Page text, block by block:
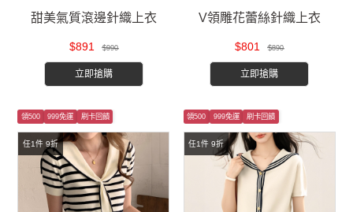
甜美氣質滾邊針織上衣
$891 $990
立即搶購
V領雕花蕾絲針織上衣
$801 $890
立即搶購
任1件 9折
領500 999免運 刷卡回饋
任1件 9折
領500 999免運 刷卡回饋